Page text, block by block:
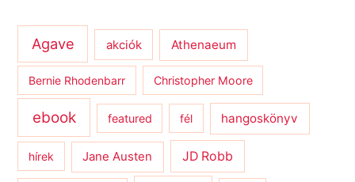
Agave akciók Athenaeum
Bernie Rhodenbarr Christopher Moore
ebook featured fél hangoskönyv
hírek Jane Austen JD Robb